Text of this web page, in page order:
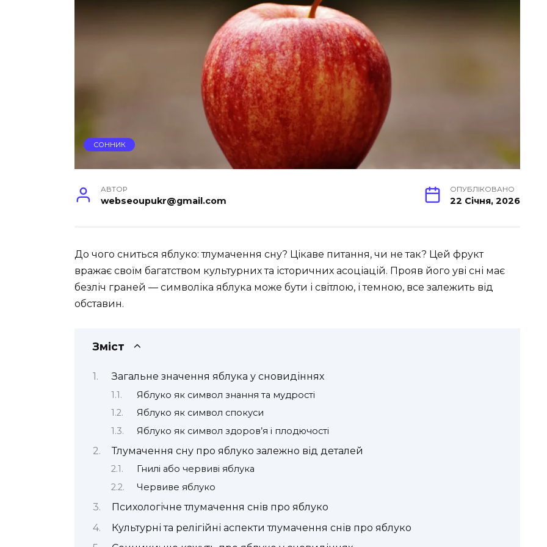
СОННИК
АВТОР
webseoupukr@gmail.com
ОПУБЛІКОВАНО
22 Січня, 2026
До чого сниться яблуко: тлумачення сну? Цікаве питання, чи не так? Цей фрукт
вражає своїм багатством культурних та історичних асоціацій. Прояв його уві сні має
безліч граней — символіка яблука може бути і світлою, і темною, все залежить від
обставин.
Зміст
Загальне значення яблука у сновидіннях
Яблуко як символ знання та мудрості
Яблуко як символ спокуси
Яблуко як символ здоров’я і плодючості
Тлумачення сну про яблуко залежно від деталей
Гнилі або червиві яблука
Червиве яблуко
Психологічне тлумачення снів про яблуко
Культурні та релігійні аспекти тлумачення снів про яблуко